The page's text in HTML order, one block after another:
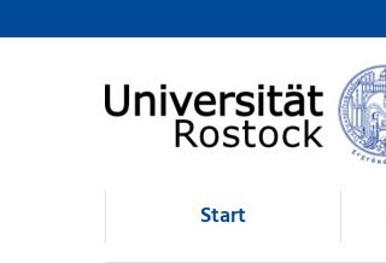
Browsen
direkt zum Inhalt
Start